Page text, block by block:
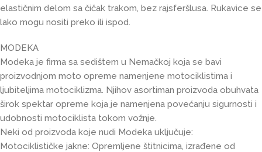
elastičnim delom sa čičak trakom, bez rajsferšlusa. Rukavice se
lako mogu nositi preko ili ispod.
MODEKA
Modeka je firma sa sedištem u Nemačkoj koja se bavi
proizvodnjom moto opreme namenjene motociklistima i
ljubiteljima motociklizma. Njihov asortiman proizvoda obuhvata
širok spektar opreme koja je namenjena povećanju sigurnosti i
udobnosti motociklista tokom vožnje.
Neki od proizvoda koje nudi Modeka uključuje:
Motociklističke jakne: Opremljene štitnicima, izrađene od